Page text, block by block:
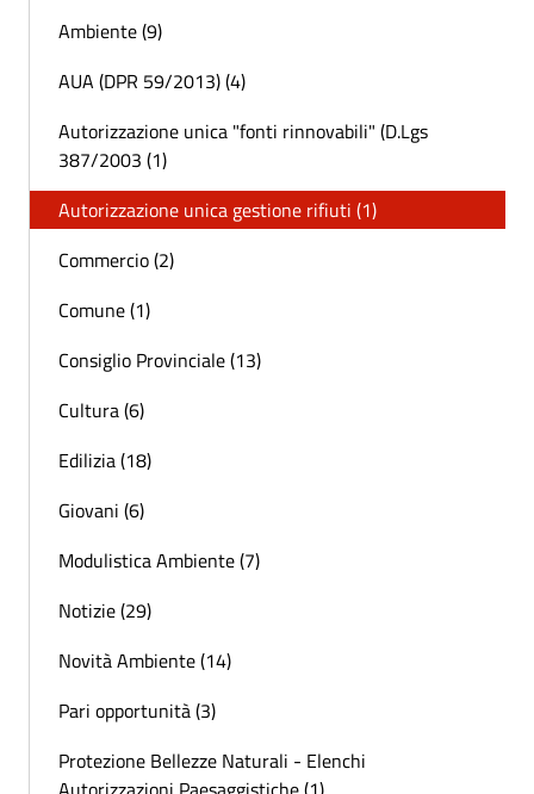
Ambiente (9)
AUA (DPR 59/2013) (4)
Autorizzazione unica "fonti rinnovabili" (D.Lgs
387/2003 (1)
Autorizzazione unica gestione rifiuti (1)
Commercio (2)
Comune (1)
Consiglio Provinciale (13)
Cultura (6)
Edilizia (18)
Giovani (6)
Modulistica Ambiente (7)
Notizie (29)
Novità Ambiente (14)
Pari opportunità (3)
Protezione Bellezze Naturali - Elenchi